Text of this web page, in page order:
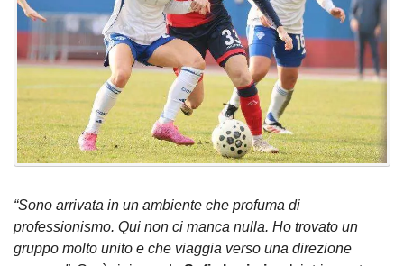
“Sono arrivata in un ambiente che profuma di
professionismo. Qui non ci manca nulla. Ho trovato un
gruppo molto unito e che viaggia verso una direzione